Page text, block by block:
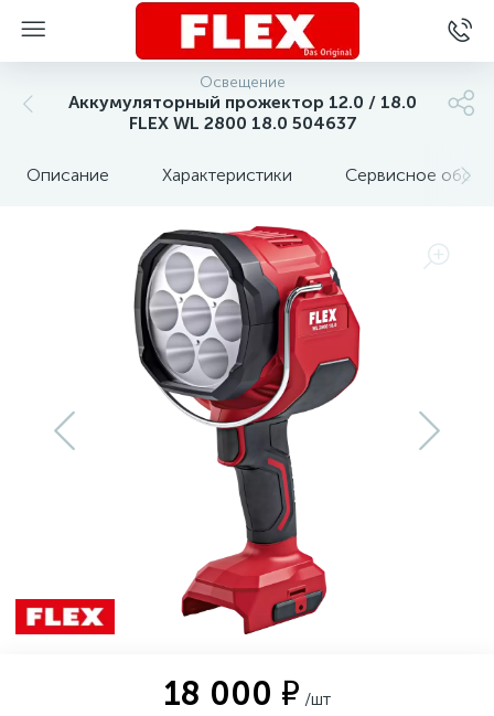
Освещение
Аккумуляторный прожектор 12.0 / 18.0
FLEX WL 2800 18.0 504637
Описание Характеристики Сервисное
18 000 ₽ /шт